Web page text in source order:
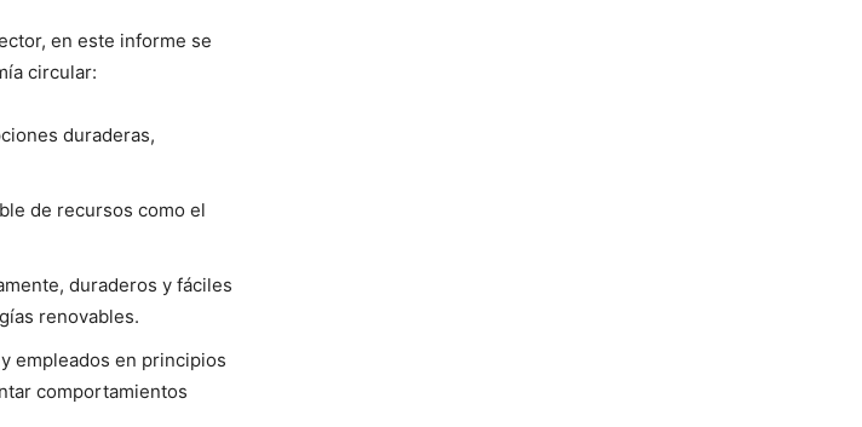
en este informe se
circular:
duraderas,
de recursos como el
duraderos y fáciles
renovables.
empleados en principios
comportamientos